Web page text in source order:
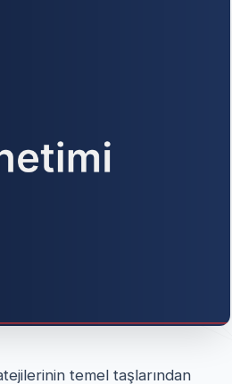
temel taşlarından